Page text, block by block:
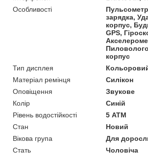
Особливості
зарядка,
корпус,
GPS,
корпус
Тип дисплея
Матеріал ремінця
Силікон
Оповіщення
Звукове
Колір
Синій
Рівень водостійкості
5 АТМ
Стан
Новий
Вікова група
Для
Стать
Чоловіча